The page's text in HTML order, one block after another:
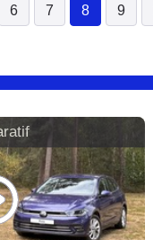
6 7 8
(current)
9